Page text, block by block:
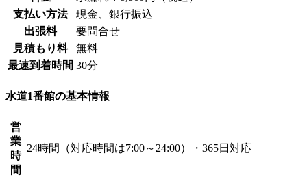
支払い方法
現金、銀行振込
出張料
要問合せ
見積もり料
無料
最速到着時間 30分
水道1番館の基本情報
営
業
時
間
24時間（対応時間は7:00～24:00）・365日対応